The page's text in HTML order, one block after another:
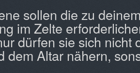
sollen die zu
im Zelte
dürfen sie sich nicht
dem Altar nähern,